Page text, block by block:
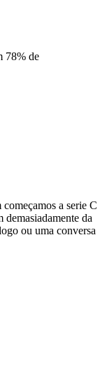
78% de
a serie C
da
ou uma conversa